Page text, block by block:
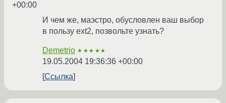
+00:00
И чем же, маэстро, обусловлен ваш выбор
в пользу ext2, позвольте узнать?
Demetrio ★★★★★
19.05.2004 19:36:36 +00:00
Ссылка